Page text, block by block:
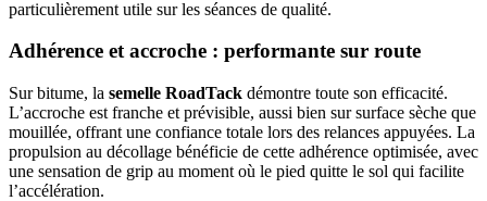
particulièrement utile sur les séances de qualité.
Adhérence et accroche : performante sur route
Sur bitume, la semelle RoadTack démontre toute son efficacité.
L’accroche est franche et prévisible, aussi bien sur surface sèche que
mouillée, offrant une confiance totale lors des relances appuyées. La
propulsion au décollage bénéficie de cette adhérence optimisée, avec
une sensation de grip au moment où le pied quitte le sol qui facilite
l’accélération.